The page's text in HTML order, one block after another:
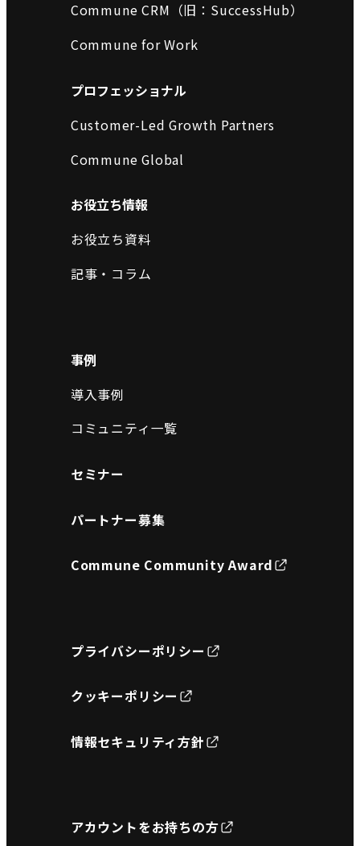
Commune CRM（旧：SuccessHub）
Commune for Work
プロフェッショナル
Customer-Led Growth Partners
Commune Global
お役立ち情報
お役立ち資料
記事・コラム
事例
導入事例
コミュニティ一覧
セミナー
パートナー募集
Commune Community Award
プライバシーポリシー
クッキーポリシー
情報セキュリティ方針
アカウントをお持ちの方